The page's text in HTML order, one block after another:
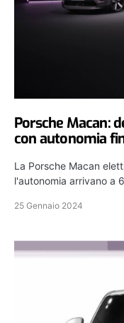
Porsche Macan:
con autonomia
La Porsche Macan
l'autonomia arrivano a
25 Gennaio 2024